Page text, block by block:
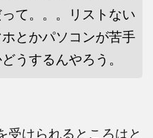
て。。。リストない
とかパソコンが苦手
うするんやろう。
受けられるところはと